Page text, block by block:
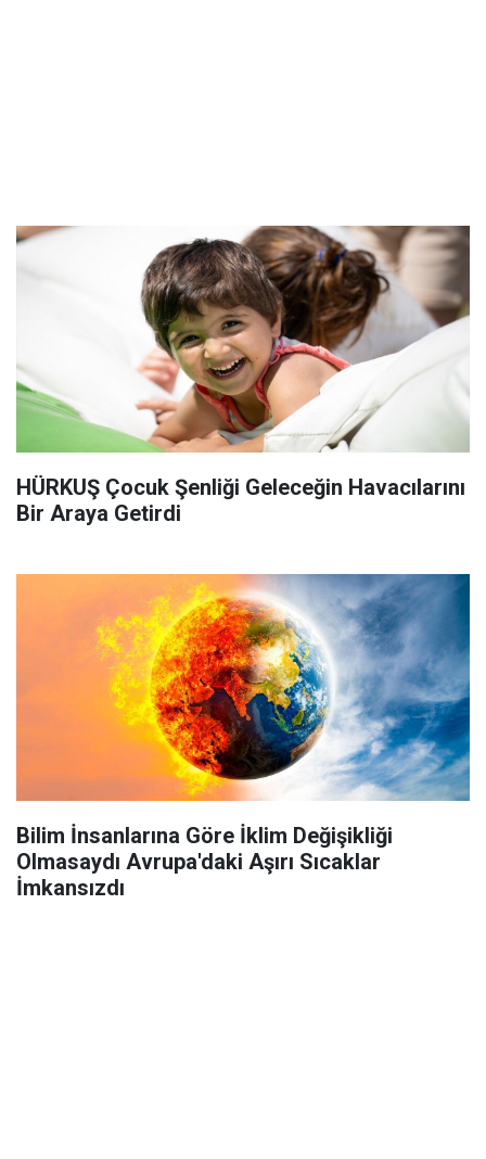
HÜRKUŞ Çocuk Şenliği Geleceğin Havacılarını
Bir Araya Getirdi
Bilim İnsanlarına Göre İklim Değişikliği
Olmasaydı Avrupa'daki Aşırı Sıcaklar
İmkansızdı